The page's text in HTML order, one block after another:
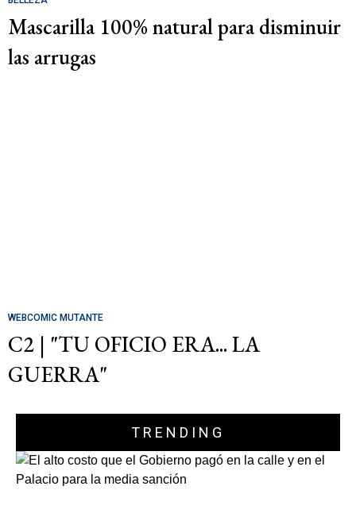
Mascarilla 100% natural para disminuir
las arrugas
WEBCOMIC MUTANTE
C2 | "TU OFICIO ERA... LA
GUERRA"
TRENDING